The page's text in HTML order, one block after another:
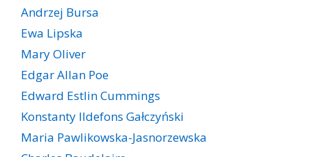
Andrzej Bursa
Ewa Lipska
Mary Oliver
Edgar Allan Poe
Edward Estlin Cummings
Konstanty Ildefons Gałczyński
Maria Pawlikowska-Jasnorzewska